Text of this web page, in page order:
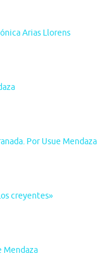
Arias Llorens
Por Usue Mendaza
creyentes»
Mendaza